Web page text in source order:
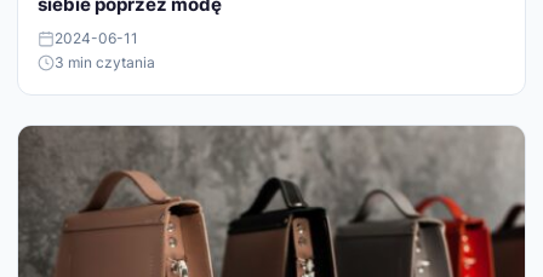
2024-06-11
3 min czytania